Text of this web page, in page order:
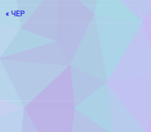
« ЧЕР